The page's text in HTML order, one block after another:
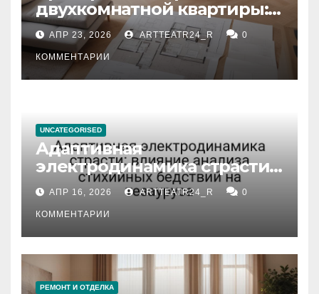
двухкомнатной квартиры:
планировка, площадь,
состояние и документация
АПР 23, 2026 ARTTEATR24_R 0
КОММЕНТАРИИ
UNCATEGORISED
Адаптивная
электродинамика страсти:
влияние анализа
стихийных бедствий на
тезауруса
АПР 16, 2026 ARTTEATR24_R 0
КОММЕНТАРИИ
РЕМОНТ И ОТДЕЛКА